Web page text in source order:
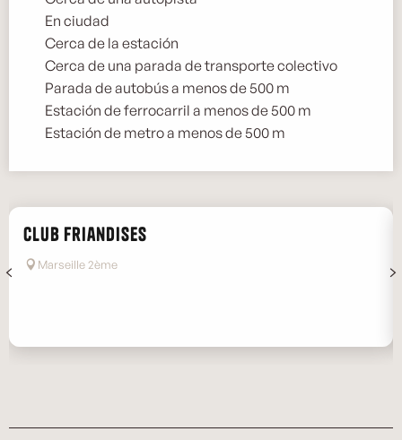
En ciudad
Cerca de la estación
Cerca de una parada de transporte colectivo
Parada de autobús a menos de 500 m
Estación de ferrocarril a menos de 500 m
Estación de metro a menos de 500 m
Club Friandises
Marseille 2ème